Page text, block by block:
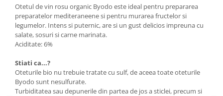
Fulgi din cereale bio
Musli bio
Terci bio
Orez bio si leguminoase
Legume bio
Legume bio in conserva
Orez bio
Otetul de vin rosu organic Byodo este ideal pentru prepararea
preparatelor mediteraneene si pentru murarea fructelor si
legumelor. Intens si puternic, are si un gust delicios impreuna cu
salate, sosuri si carne marinata.
Aciditate: 6%
Stiati ca...?
Oteturile bio nu trebuie tratate cu sulf, de aceea toate oteturile
Byodo sunt nesulfurate.
Turbiditatea sau depunerile din partea de jos a sticlei, precum si